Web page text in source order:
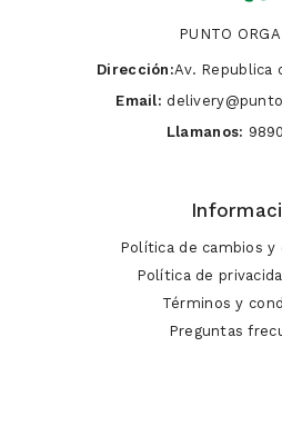
PUNTO
Dirección:Av. Republica
Email:
Llamanos:
Política de cambios y
Política de
Términos y
Preguntas